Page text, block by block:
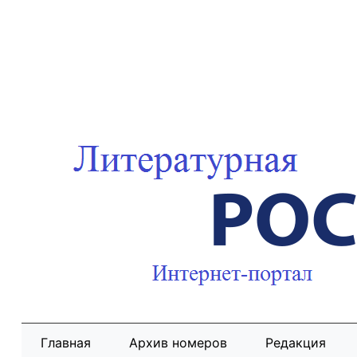
Главная Архив номеров Редакция